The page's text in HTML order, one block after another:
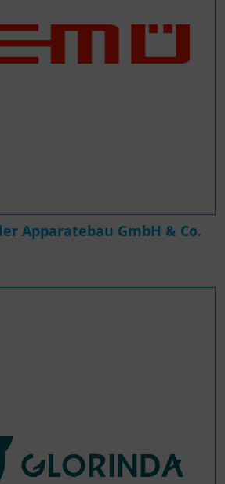
Apparatebau GmbH & Co.